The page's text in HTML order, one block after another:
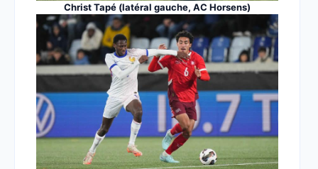
Christ Tapé (latéral gauche, AC Horsens)